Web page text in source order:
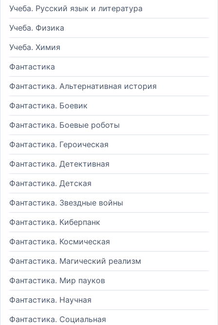
Учеба. Русский язык и литература
Учеба. Физика
Учеба. Химия
Фантастика
Фантастика. Альтернативная история
Фантастика. Боевик
Фантастика. Боевые роботы
Фантастика. Героическая
Фантастика. Детективная
Фантастика. Детская
Фантастика. Звездные войны
Фантастика. Киберпанк
Фантастика. Космическая
Фантастика. Магический реализм
Фантастика. Мир пауков
Фантастика. Научная
Фантастика. Социальная